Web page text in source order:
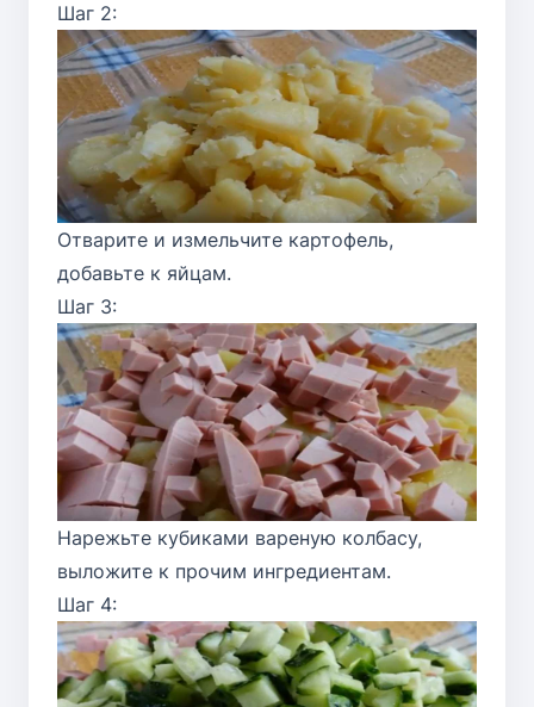
Шаг 2:
Отварите и измельчите картофель,
добавьте к яйцам.
Шаг 3:
Нарежьте кубиками вареную колбасу,
выложите к прочим ингредиентам.
Шаг 4: